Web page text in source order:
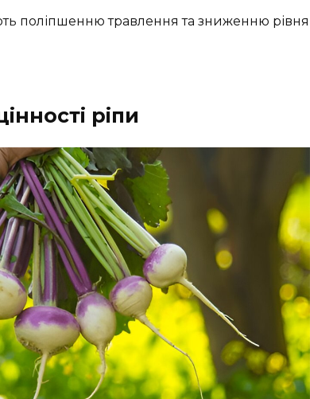
поліпшенню травлення та зниженню рівня
ріпи